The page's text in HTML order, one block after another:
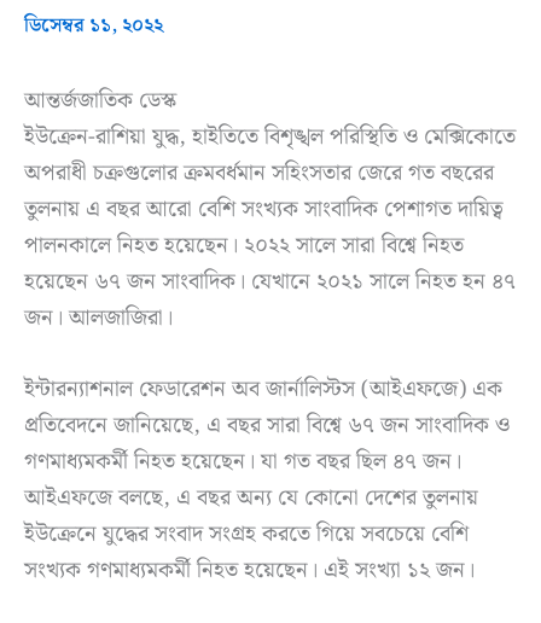
ডিসেম্বর ১১, ২০২২
আন্তর্জজাতিক ডেস্ক
ইউক্রেন-রাশিয়া যুদ্ধ, হাইতিতে বিশৃঙ্খল পরিস্থিতি ও মেক্সিকোতে
অপরাধী চক্রগুলোর ক্রমবর্ধমান সহিংসতার জেরে গত বছরের
তুলনায় এ বছর আরো বেশি সংখ্যক সাংবাদিক পেশাগত দায়িত্ব
পালনকালে নিহত হয়েছেন। ২০২২ সালে সারা বিশ্বে নিহত
হয়েছেন ৬৭ জন সাংবাদিক। যেখানে ২০২১ সালে নিহত হন ৪৭
জন। আলজাজিরা।
ইন্টারন্যাশনাল ফেডারেশন অব জার্নালিস্টস (আইএফজে) এক
প্রতিবেদনে জানিয়েছে, এ বছর সারা বিশ্বে ৬৭ জন সাংবাদিক ও
গণমাধ্যমকর্মী নিহত হয়েছেন। যা গত বছর ছিল ৪৭ জন।
আইএফজে বলছে, এ বছর অন্য যে কোনো দেশের তুলনায়
ইউক্রেনে যুদ্ধের সংবাদ সংগ্রহ করতে গিয়ে সবচেয়ে বেশি
সংখ্যক গণমাধ্যমকর্মী নিহত হয়েছেন। এই সংখ্যা ১২ জন।